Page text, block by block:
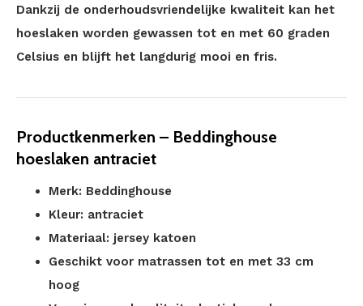
Dankzij de onderhoudsvriendelijke kwaliteit kan het
hoeslaken worden gewassen tot en met 60 graden
Celsius en blijft het langdurig mooi en fris.
Productkenmerken – Beddinghouse
hoeslaken antraciet
Merk: Beddinghouse
Kleur: antraciet
Materiaal: jersey katoen
Geschikt voor matrassen tot en met 33 cm
hoog